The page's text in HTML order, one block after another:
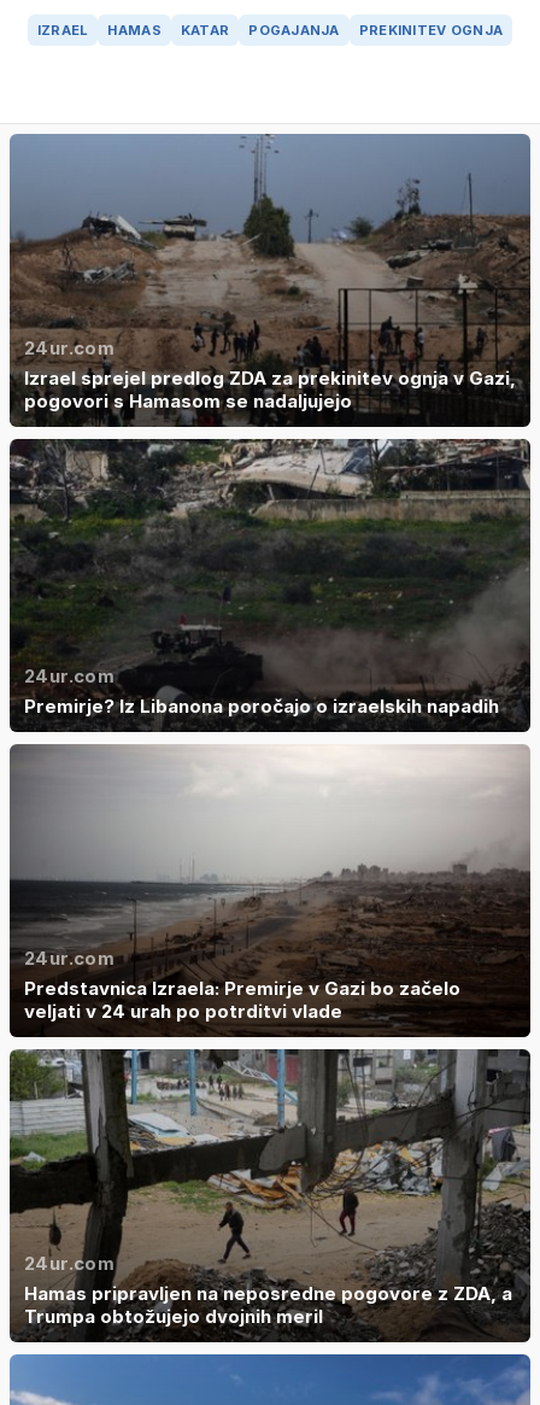
IZRAEL HAMAS KATAR POGAJANJA PREKINITEV OGNJA
24ur.com
Izrael sprejel predlog ZDA za prekinitev ognja v Gazi,
pogovori s Hamasom se nadaljujejo
24ur.com
Premirje? Iz Libanona poročajo o izraelskih napadih
24ur.com
Predstavnica Izraela: Premirje v Gazi bo začelo
veljati v 24 urah po potrditvi vlade
24ur.com
Hamas pripravljen na neposredne pogovore z ZDA, a
Trumpa obtožujejo dvojnih meril